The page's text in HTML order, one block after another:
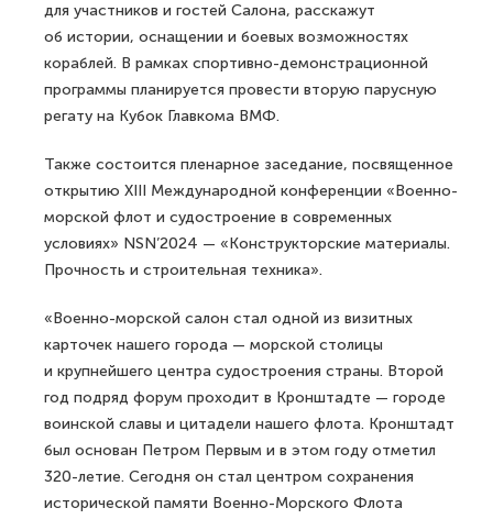
для участников и гостей Салона, расскажут
об истории, оснащении и боевых возможностях
кораблей. В рамках спортивно-демонстрационной
программы планируется провести вторую парусную
регату на Кубок Главкома ВМФ.
Также состоится пленарное заседание, посвященное
открытию XIII Международной конференции «Военно-
морской флот и судостроение в современных
условиях» NSN’2024 — «Конструкторские материалы.
Прочность и строительная техника».
«Военно-морской салон стал одной из визитных
карточек нашего города — морской столицы
и крупнейшего центра судостроения страны. Второй
год подряд форум проходит в Кронштадте — городе
воинской славы и цитадели нашего флота. Кронштадт
был основан Петром Первым и в этом году отметил
320-летие. Сегодня он стал центром сохранения
исторической памяти Военно-Морского Флота